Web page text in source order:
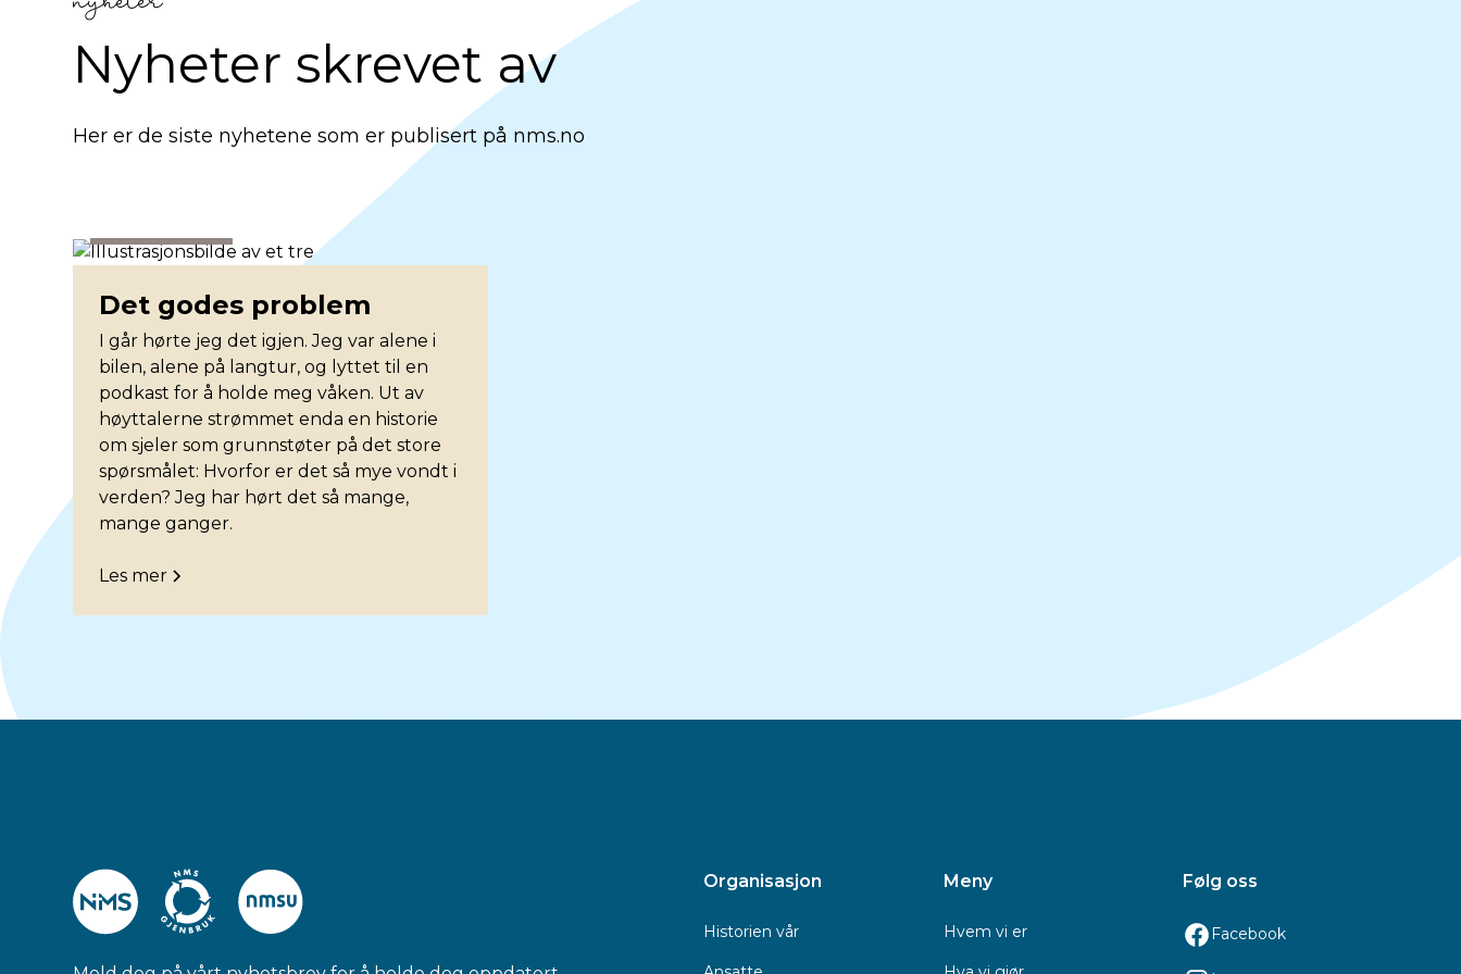
Nyheter skrevet av
Her er de siste nyhetene som er publisert på nms.no
Det godes problem
I går hørte jeg det igjen. Jeg var alene i
bilen, alene på langtur, og lyttet til en
podkast for å holde meg våken. Ut av
høyttalerne strømmet enda en historie
om sjeler som grunnstøter på det store
spørsmålet: Hvorfor er det så mye vondt i
verden? Jeg har hørt det så mange,
mange ganger.
Les mer
Organisasjon
Historien vår
Meny
Hvem vi er
Følg oss
Facebook